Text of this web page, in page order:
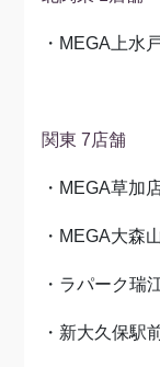
・MEGA上水
関東 7店舗
・MEGA草加
・MEGA大森
・ラパーク瑞
・新大久保駅